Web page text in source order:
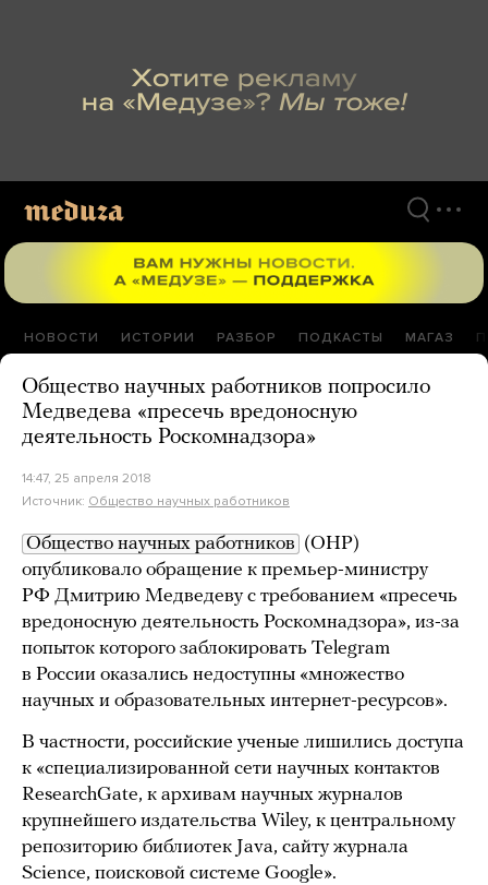
НОВОСТИ ИСТОРИИ РАЗБОР ПОДКАСТЫ МАГАЗ
Общество научных работников попросило
Медведева «пресечь вредоносную
деятельность Роскомнадзора»
14:47, 25 апреля 2018
Источник: Общество научных работников
Общество научных работников (ОНР)
опубликовало обращение к премьер-министру
РФ Дмитрию Медведеву с требованием «пресечь
вредоносную деятельность Роскомнадзора», из-за
попыток которого заблокировать Telegram
в России оказались недоступны «множество
научных и образовательных интернет-ресурсов».
В частности, российские ученые лишились доступа
к «специализированной сети научных контактов
ResearchGate, к архивам научных журналов
крупнейшего издательства Wiley, к центральному
репозиторию библиотек Java, сайту журнала
Science, поисковой системе Google».